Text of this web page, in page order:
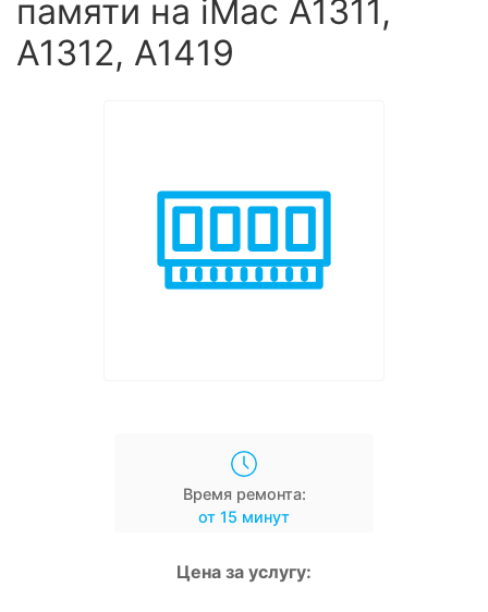
памяти на iMac A1311,
A1312, A1419
Время ремонта:
от 15 минут
Цена за услугу: